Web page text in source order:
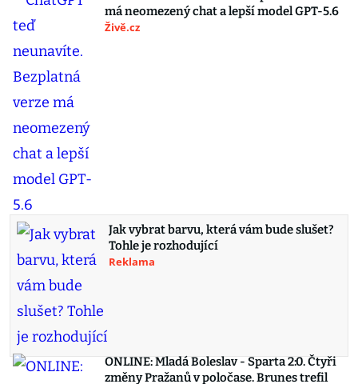
má neomezený chat a lepší model GPT-5.6
Živě.cz
Jak vybrat barvu, která vám bude slušet?
Tohle je rozhodující
Reklama
ONLINE: Mladá Boleslav - Sparta 2:0. Čtyři
změny Pražanů v poločase. Brunes trefil